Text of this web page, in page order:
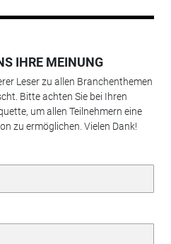
IHRE MEINUNG
Leser zu allen Branchenthemen
Bitte achten Sie bei Ihren
um allen Teilnehmern eine
zu ermöglichen. Vielen Dank!